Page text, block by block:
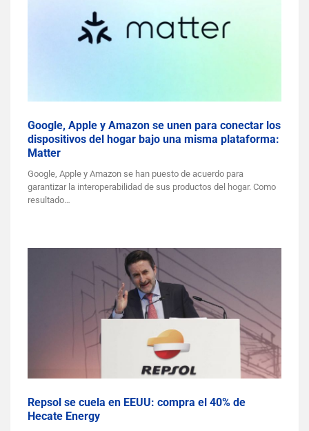
Google, Apple y Amazon se unen para conectar los
dispositivos del hogar bajo una misma plataforma:
Matter
Google, Apple y Amazon se han puesto de acuerdo para
garantizar la interoperabilidad de sus productos del hogar. Como
resultado…
Repsol se cuela en EEUU: compra el 40% de
Hecate Energy